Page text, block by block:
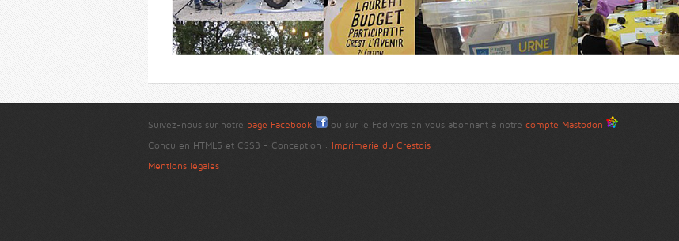
Suivez-nous sur notre page Facebook ou sur le Fédivers en vous abonnant à notre compte Mastodon
Conçu en HTML5 et CSS3 - Conception :
Imprimerie du Crestois
Mentions légales